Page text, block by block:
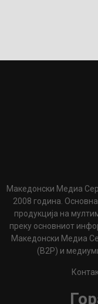
Македонски Медиа
2008 година.
продукција на
преку основниот
Македонски Медиа
(B2P) и